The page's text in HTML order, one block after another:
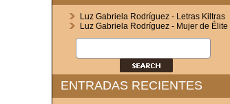
Luz Gabriela Rodríguez - Letras Kiltras
Luz Gabriela Rodríguez - Mujer de Élite
ENTRADAS RECIENTES